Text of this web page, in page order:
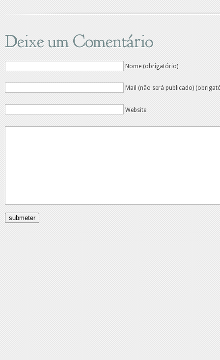
Deixe um Comentário
Nome (obrigatório)
Mail (não será publicado)
Website